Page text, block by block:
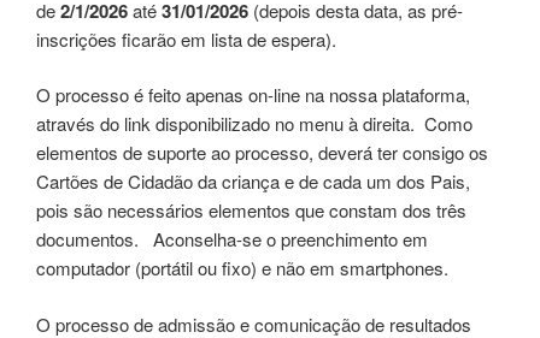
de2/1/2026até31/01/2026 (depois desta data, as pré-
inscrições ficarão em lista de espera).
O processo é feito apenas on-line na nossa plataforma,
através do link disponibilizado no menu à direita. Como
elementos de suporte ao processo, deverá ter consigo os
Cartões de Cidadão da criança e de cada um dos Pais,
pois são necessários elementos que constam dos três
documentos. Aconselha-se o preenchimento em
computador (portátil ou fixo) e não em smartphones.
O processo de admissão e comunicação de resultados